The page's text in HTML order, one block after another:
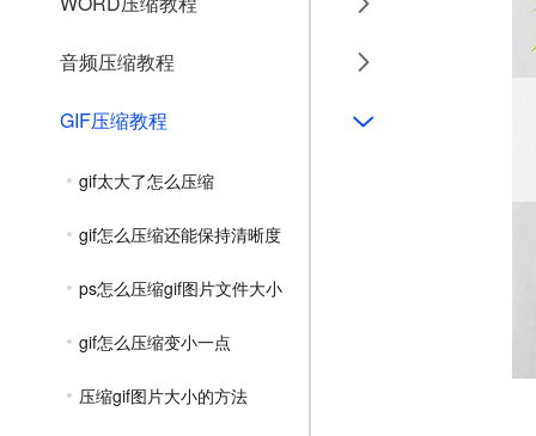
音频压缩教程
GIF压缩教程
gif太大了怎么压缩
gif怎么压缩还能保持清晰度
ps怎么压缩gif图片文件大小
gif怎么压缩变小一点
压缩gif图片大小的方法